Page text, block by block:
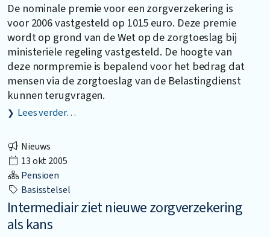
De nominale premie voor een zorgverzekering is
voor 2006 vastgesteld op 1015 euro. Deze premie
wordt op grond van de Wet op de zorgtoeslag bij
ministeriële regeling vastgesteld. De hoogte van
deze normpremie is bepalend voor het bedrag dat
mensen via de zorgtoeslag van de Belastingdienst
kunnen terugvragen.
Lees verder…
Nieuws
13 okt 2005
Pensioen
Basisstelsel
Intermediair ziet nieuwe zorgverzekering
als kans